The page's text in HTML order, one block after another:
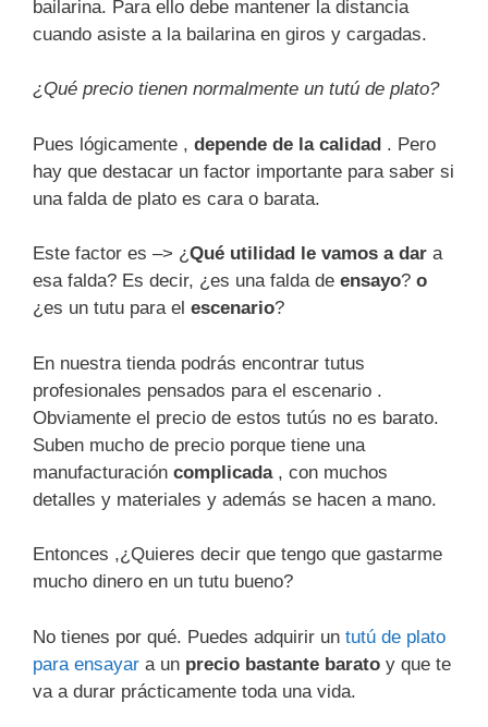
bailarina. Para ello debe mantener la distancia
cuando asiste a la bailarina en giros y cargadas.
¿Qué precio tienen normalmente un tutú de plato?
Pues lógicamente , depende de la calidad . Pero
hay que destacar un factor importante para saber si
una falda de plato es cara o barata.
Este factor es –> ¿Qué utilidad le vamos a dar a
esa falda? Es decir, ¿es una falda de ensayo? o
¿es un tutu para el escenario?
En nuestra tienda podrás encontrar tutus
profesionales pensados para el escenario .
Obviamente el precio de estos tutús no es barato.
Suben mucho de precio porque tiene una
manufacturación complicada, con muchos
detalles y materiales y además se hacen a mano.
Entonces ,¿Quieres decir que tengo que gastarme
mucho dinero en un tutu bueno?
No tienes por qué. Puedes adquirir un tutú de plato
para ensayar a un precio bastante barato y que te
va a durar prácticamente toda una vida.